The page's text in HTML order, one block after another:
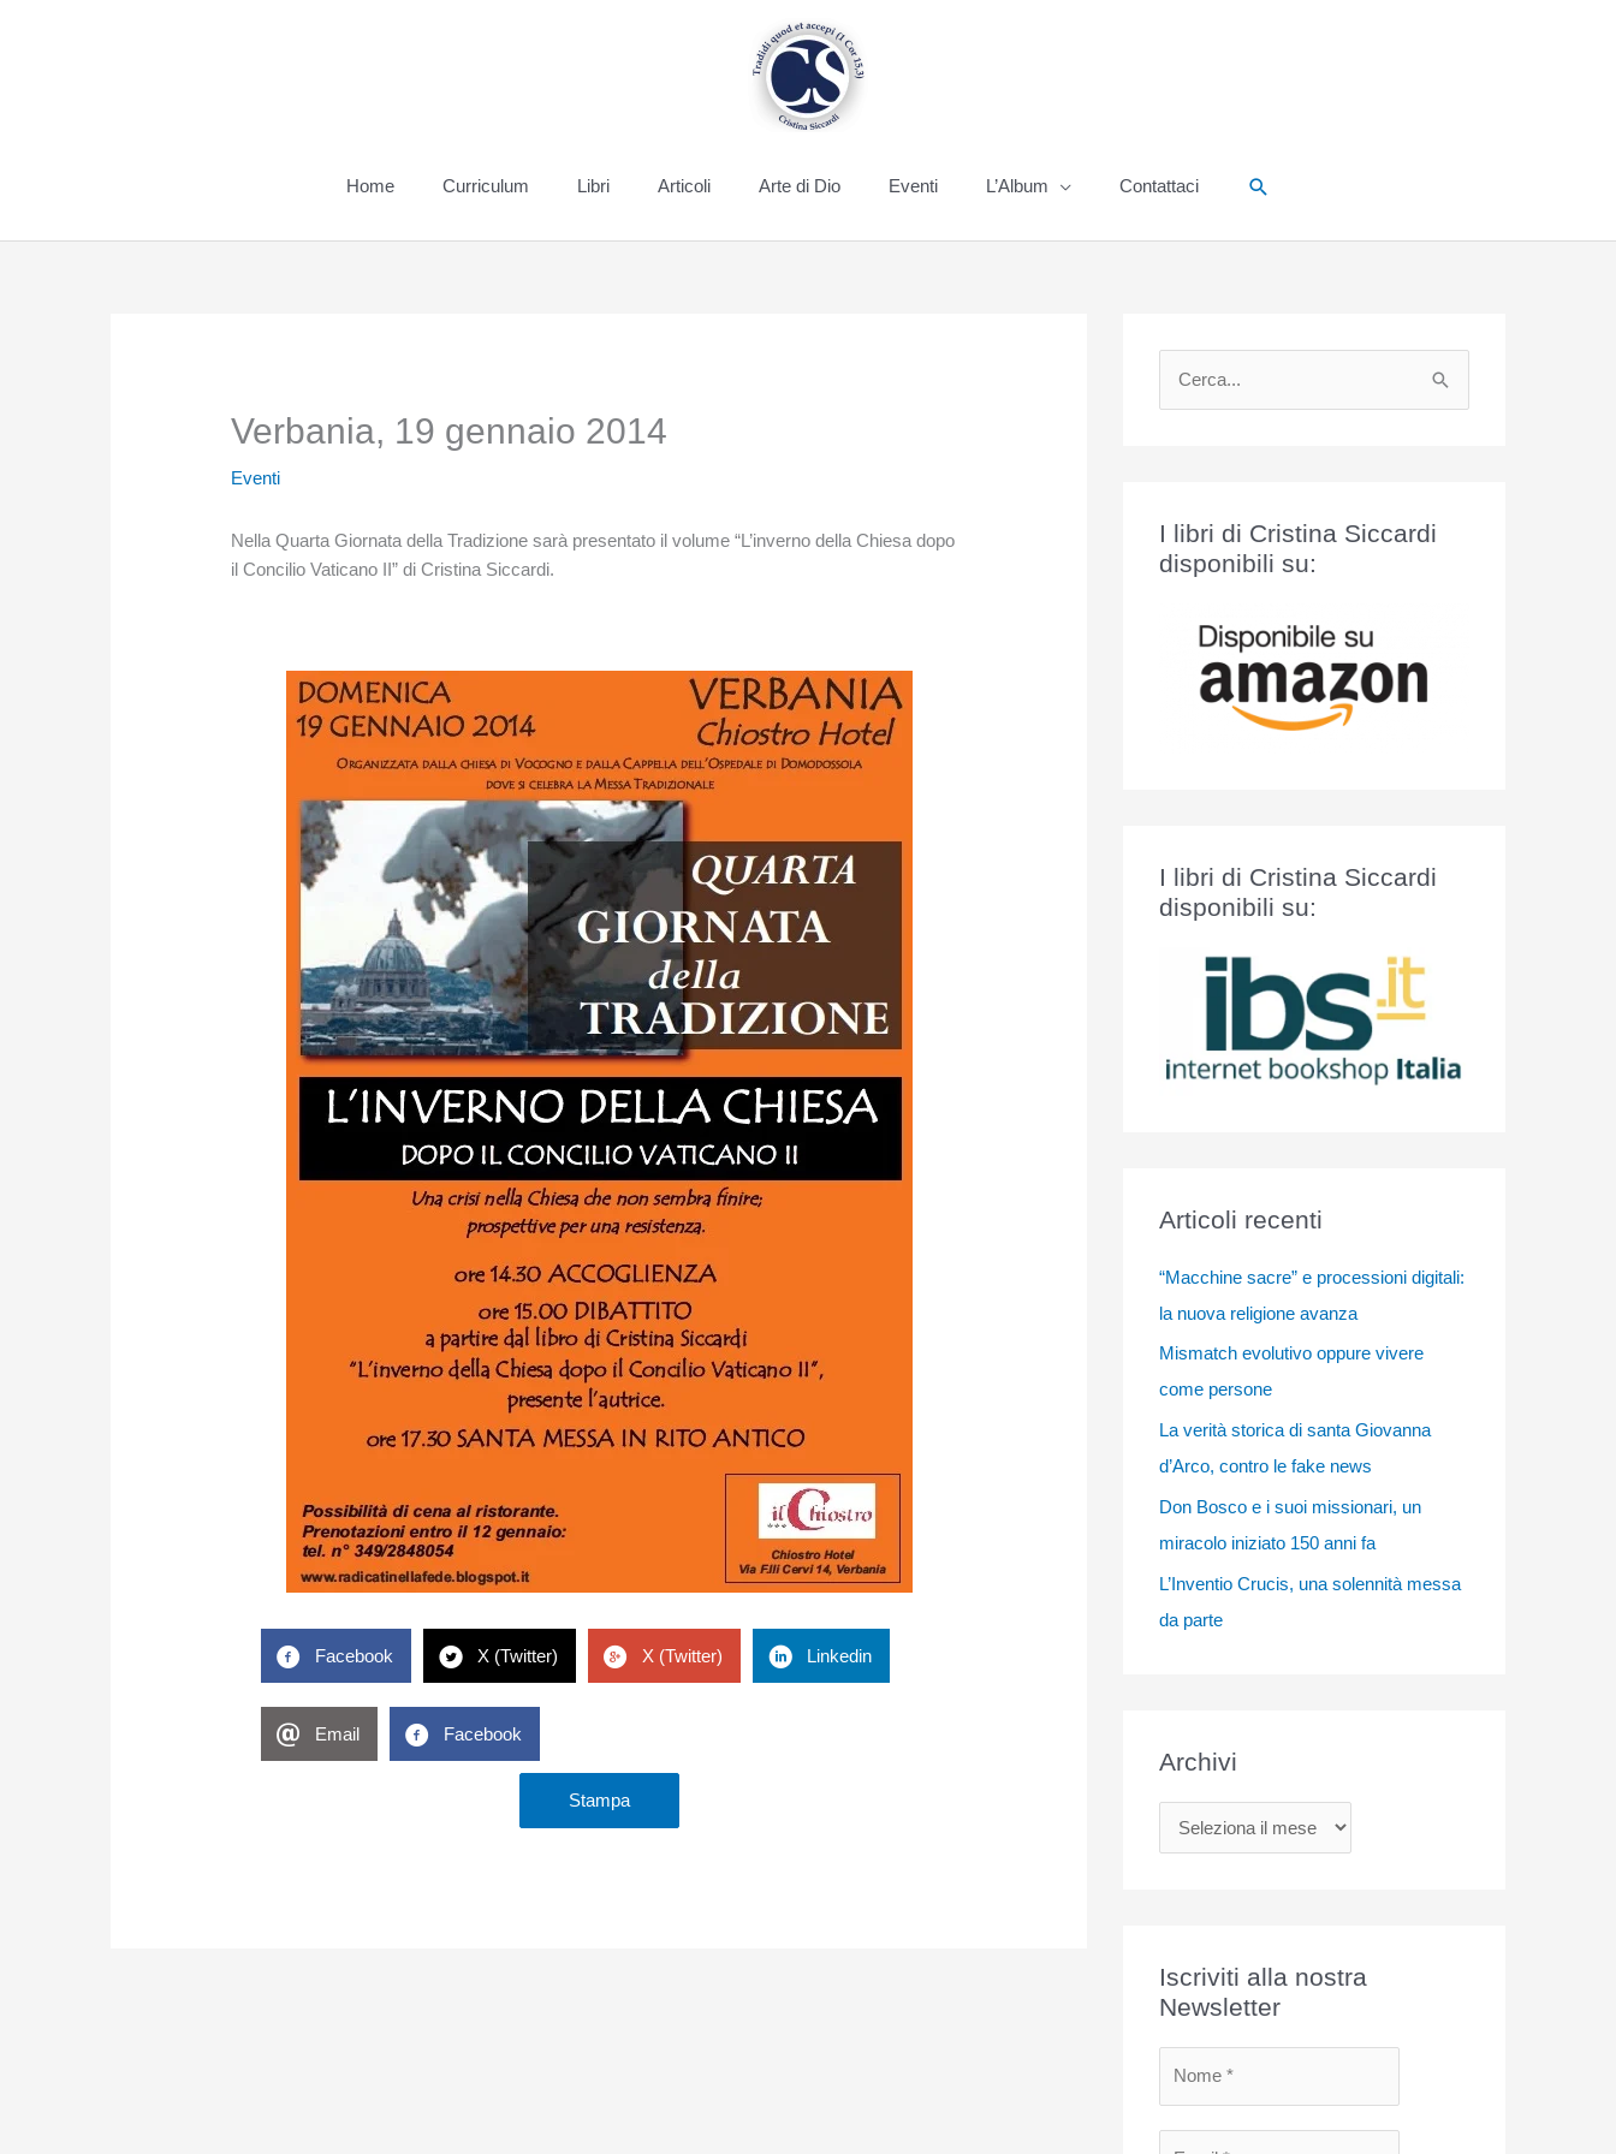
Home Curriculum Libri Articoli Arte di Dio Eventi L’Album Contattaci Cerca
Verbania, 19 gennaio 2014
Eventi
Nella Quarta Giornata della Tradizione sarà presentato il volume “L’inverno della Chiesa dopo
il Concilio Vaticano II” di Cristina Siccardi.
Facebook X (Twitter) X (Twitter) Linkedin
Email Facebook
Stampa
:I libri di Cristina Siccardi
disponibili su:
I libri di Cristina Siccardi
disponibili su:
Articoli recenti
“Macchine sacre” e processioni digitali:
la nuova religione avanza
Mismatch evolutivo oppure vivere
come persone
La verità storica di santa Giovanna
d’Arco, contro le fake news
Don Bosco e i suoi missionari, un
miracolo iniziato 150 anni fa
L’Inventio Crucis, una solennità messa
da parte
Archivi
r
v
Iscriviti alla nostra
Newsletter